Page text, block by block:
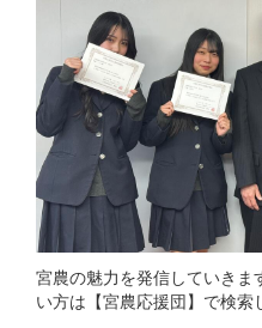
宮農の魅力を発信していきま
い方は【宮農応援団】で検索